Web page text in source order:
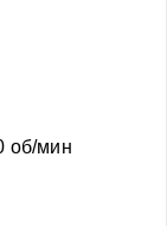
об/мин